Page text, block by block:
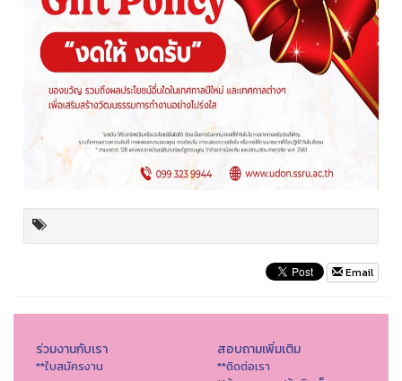
Email
ร่วมงานกับเรา
**ใบสมัครงาน
สอบถามเพิ่มเติม
**ติดต่อเรา